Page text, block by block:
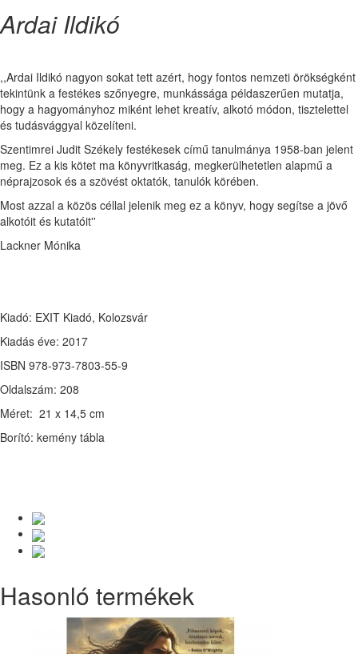
Ardai Ildikó
,,Ardai Ildikó nagyon sokat tett azért, hogy fontos nemzeti örökségként
tekintünk a festékes szőnyegre, munkássága példaszerűen mutatja,
hogy a hagyományhoz miként lehet kreatív, alkotó módon, tisztelettel
és tudásvággyal közelíteni.
Szentimrei Judit Székely festékesek című tanulmánya 1958-ban jelent
meg. Ez a kis kötet ma könyvritkaság, megkerülhetetlen alapmű a
néprajzosok és a szövést oktatók, tanulók körében.
Most azzal a közös céllal jelenik meg ez a könyv, hogy segítse a jövő
alkotóit és kutatóit''
Lackner Mónika
Kiadó: EXIT Kiadó, Kolozsvár
Kiadás éve: 2017
ISBN 978-973-7803-55-9
Oldalszám: 208
Méret: 21 x 14,5 cm
Borító: kemény tábla
Hasonló termékek